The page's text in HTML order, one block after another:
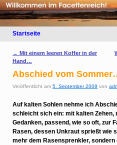
Startseite
Artikelnavigation
← Mit einem leeren Koffer in der
Hand…
Abschied vom
Veröffentlicht am 5. September 2009 von
Auf kalten Sohlen nehme ich
schleicht sich ein: mit kalten Zehen,
Gedanken, passend, wie so oft, zur
Rasen, dessen Unkraut sprießt wie
mehr dem Rasensprenkler,